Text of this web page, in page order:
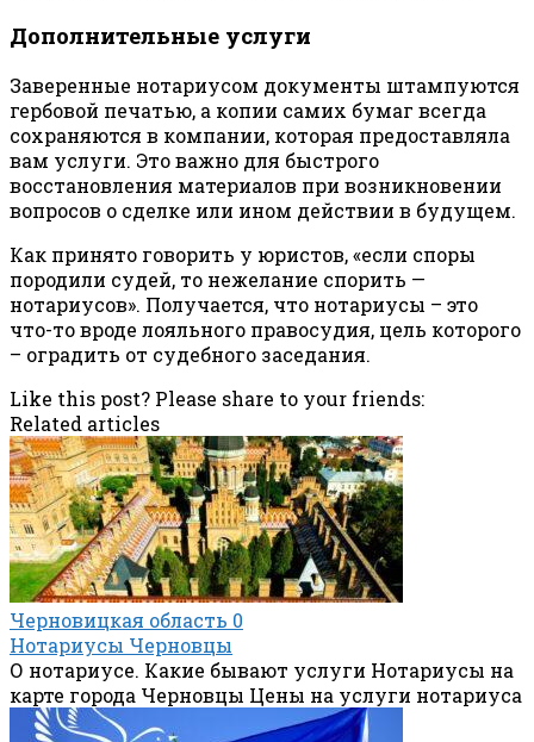
Дополнительные услуги
Заверенные нотариусом документы штампуются
гербовой печатью, а копии самих бумаг всегда
сохраняются в компании, которая предоставляла
вам услуги. Это важно для быстрого
восстановления материалов при возникновении
вопросов о сделке или ином действии в будущем.
Как принято говорить у юристов, «если споры
породили судей, то нежелание спорить —
нотариусов». Получается, что нотариусы – это
что-то вроде лояльного правосудия, цель которого
– оградить от судебного заседания.
Like this post? Please share to your friends:
Related articles
Черновицкая область 0
Нотариусы Черновцы
О нотариусе. Какие бывают услуги Нотариусы на
карте города Черновцы Цены на услуги нотариуса